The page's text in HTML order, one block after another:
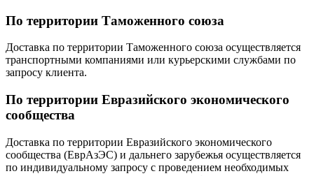
По территории Таможенного союза
Доставка по территории Таможенного союза осуществляется
транспортными компаниями или курьерскими службами по
запросу клиента.
По территории Евразийского экономического
сообщества
Доставка по территории Евразийского экономического
сообщества (ЕврАзЭС) и дальнего зарубежья осуществляется
по индивидуальному запросу с проведением необходимых